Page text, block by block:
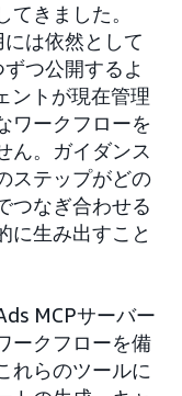
きました。
は依然として
つ公開するよ
ントが現在管理
ワークフローを
ん。ガイダンス
ステップがどの
つなぎ合わせる
に生み出すこと
MCPサーバー
ークフローを備
れらのツールに